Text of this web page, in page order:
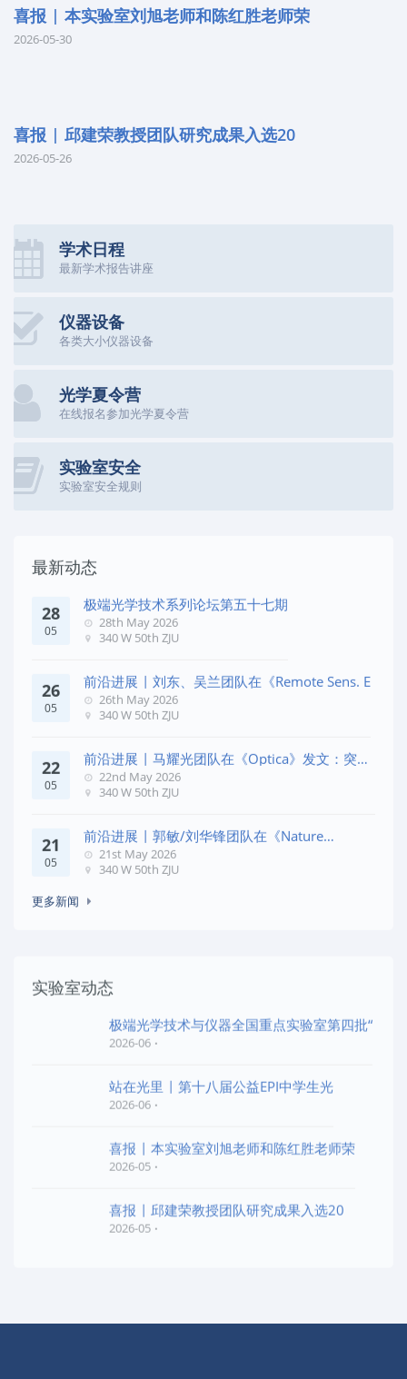
喜报 | 本实验室刘旭老师和陈红胜老师荣
2026-05-30
喜报 | 邱建荣教授团队研究成果入选20
2026-05-26
学术日程
最新学术报告讲座
仪器设备
各类大小仪器设备
光学夏令营
在线报名参加光学夏令营
实验室安全
实验室安全规则
最新动态
28
05
极端光学技术系列论坛第五十七期
28th May 2026
340 W 50th ZJU
26
05
前沿进展 | 刘东、吴兰团队在《Remote Sens. E
26th May 2026
340 W 50th ZJU
22
05
前沿进展 | 马耀光团队在《Optica》发文：突破
几何相位
22nd May 2026
340 W 50th ZJU
21
05
前沿进展 | 郭敏/刘华锋团队在《Nature
Commun
21st May 2026
340 W 50th ZJU
更多新闻
实验室动态
极端光学技术与仪器全国重点实验室第四批“
2026-06
站在光里 | 第十八届公益EPI中学生光
2026-06
喜报 | 本实验室刘旭老师和陈红胜老师荣
2026-05
喜报 | 邱建荣教授团队研究成果入选20
2026-05